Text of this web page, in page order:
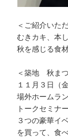
＜ご紹介いた
むきカキ、本
秋を感じる食
＜築地 秋ま
１１月３日（
場外ホームラ
トークセミナー
３つの豪華イ
を買って、食